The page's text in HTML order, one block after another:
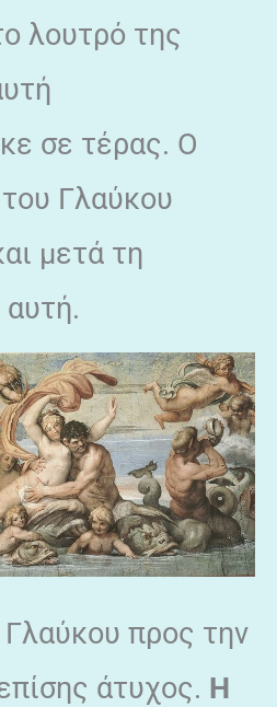
λουτρό της
σε τέρας. Ο
Γλαύκου
μετά τη
προς την
άτυχος. Η